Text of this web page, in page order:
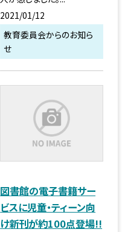
2021/01/12
教育委員会からのお知ら
せ
図書館の電子書籍サー
ビスに児童・ティーン向
け新刊が約100点登場!!